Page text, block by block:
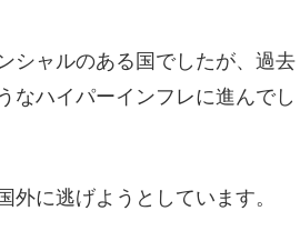
シャルのある国でしたが、過去
なハイパーインフレに進んでし
に逃げようとしています。